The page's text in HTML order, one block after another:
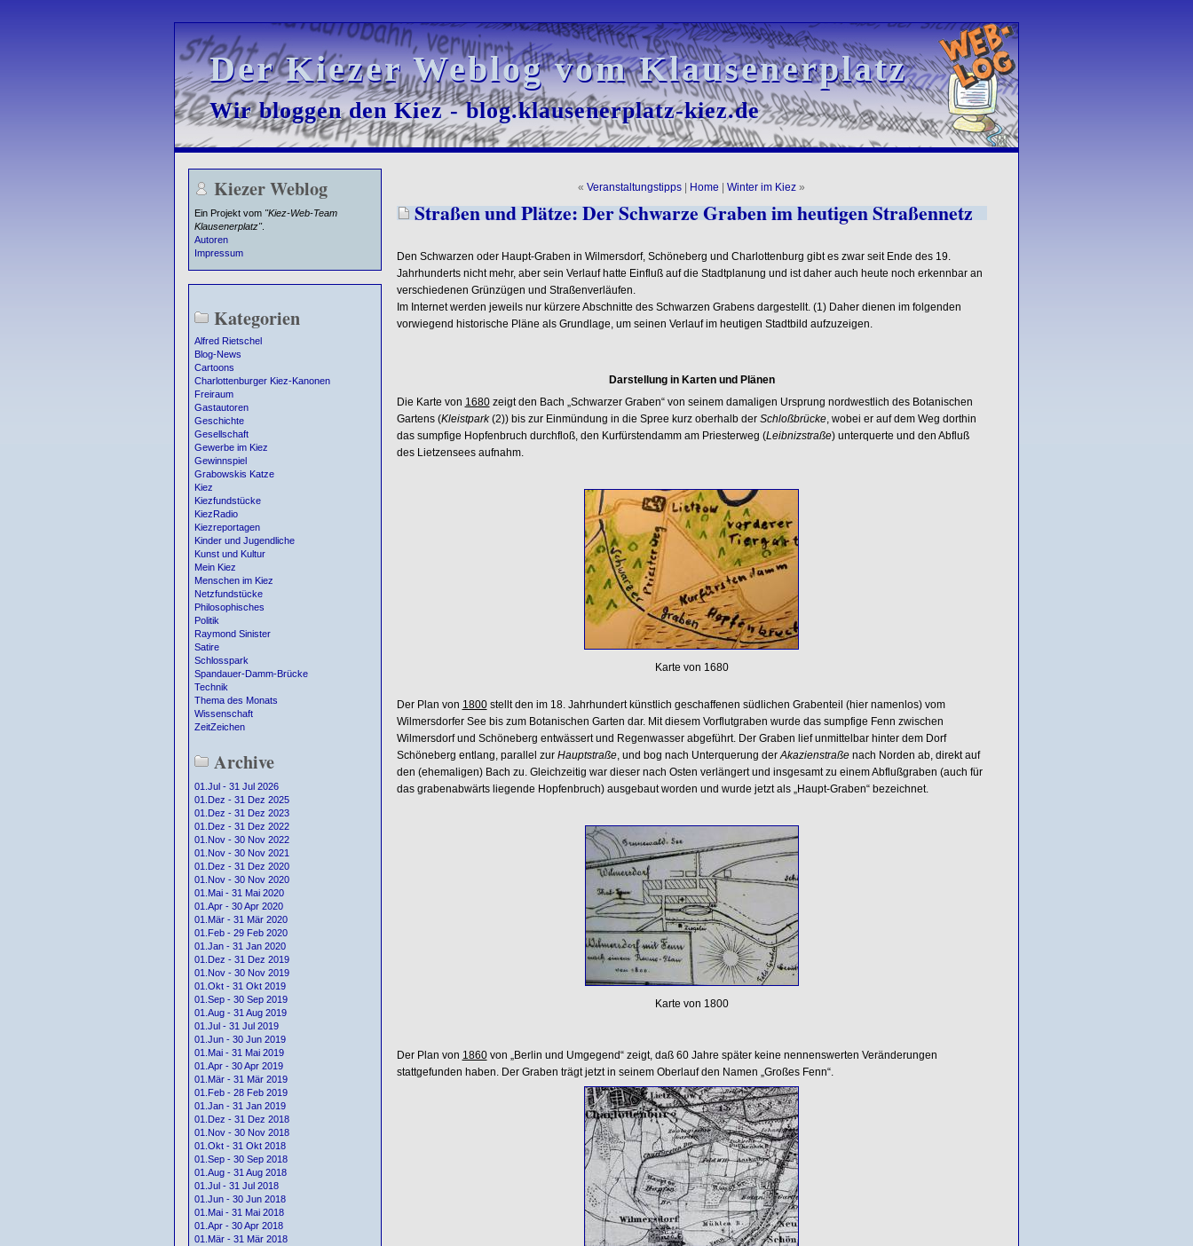
Der Kiezer Weblog vom Klausenerplatz
Der Kiezer Weblog vom Klausenerplatz
Wir bloggen den Kiez - blog.klausenerplatz-kiez.de
Wir bloggen den Kiez - blog.klausenerplatz-kiez.de
Kiezer Weblog
Ein Projekt vom "Kiez-Web-Team
Klausenerplatz".
Autoren
Impressum
Kategorien
Alfred Rietschel
Blog-News
Cartoons
Charlottenburger Kiez-Kanonen
Freiraum
Gastautoren
Geschichte
Gesellschaft
Gewerbe im Kiez
Gewinnspiel
Grabowskis Katze
Kiez
Kiezfundstücke
KiezRadio
Kiezreportagen
Kinder und Jugendliche
Kunst und Kultur
Mein Kiez
Menschen im Kiez
Netzfundstücke
Philosophisches
Politik
Raymond Sinister
Satire
Schlosspark
Spandauer-Damm-Brücke
Technik
Thema des Monats
Wissenschaft
ZeitZeichen
Archive
01.Jul - 31 Jul 2026
01.Dez - 31 Dez 2025
01.Dez - 31 Dez 2023
01.Dez - 31 Dez 2022
01.Nov - 30 Nov 2022
01.Nov - 30 Nov 2021
01.Dez - 31 Dez 2020
01.Nov - 30 Nov 2020
01.Mai - 31 Mai 2020
01.Apr - 30 Apr 2020
01.Mär - 31 Mär 2020
01.Feb - 29 Feb 2020
01.Jan - 31 Jan 2020
01.Dez - 31 Dez 2019
01.Nov - 30 Nov 2019
01.Okt - 31 Okt 2019
01.Sep - 30 Sep 2019
01.Aug - 31 Aug 2019
01.Jul - 31 Jul 2019
01.Jun - 30 Jun 2019
01.Mai - 31 Mai 2019
01.Apr - 30 Apr 2019
01.Mär - 31 Mär 2019
01.Feb - 28 Feb 2019
01.Jan - 31 Jan 2019
01.Dez - 31 Dez 2018
01.Nov - 30 Nov 2018
01.Okt - 31 Okt 2018
01.Sep - 30 Sep 2018
01.Aug - 31 Aug 2018
01.Jul - 31 Jul 2018
01.Jun - 30 Jun 2018
01.Mai - 31 Mai 2018
01.Apr - 30 Apr 2018
01.Mär - 31 Mär 2018
« Veranstaltungstipps Home Winter im Kiez »
Straßen und Plätze: Der Schwarze Graben im heutigen Straßennetz
Den Schwarzen oder Haupt-Graben in Wilmersdorf, Schöneberg und Charlottenburg gibt es zwar seit Ende des 19.
Jahrhunderts nicht mehr, aber sein Verlauf hatte Einfluß auf die Stadtplanung und ist daher auch heute noch erkennbar an
verschiedenen Grünzügen und Straßenverläufen.
Im Internet werden jeweils nur kürzere Abschnitte des Schwarzen Grabens dargestellt. (1) Daher dienen im folgenden
vorwiegend historische Pläne als Grundlage, um seinen Verlauf im heutigen Stadtbild aufzuzeigen.
Darstellung in Karten und Plänen
Die Karte von 1680zeigt den Bach „Schwarzer Graben“ von seinem damaligen Ursprung nordwestlich des Botanischen
Gartens (Kleistpark(2)) bis zur Einmündung in die Spree kurz oberhalb derSchloßbrücke, wobei er auf dem Weg dorthin
das sumpfige Hopfenbruch durchfloß, den Kurfürstendamm am Priesterweg (Leibnizstraße) unterquerte und den Abfluß
des Lietzensees aufnahm.
Karte von 1680
Der Plan von 1800stellt den im 18. Jahrhundert künstlich geschaffenen südlichen Grabenteil (hier namenlos) vom
Wilmersdorfer See bis zum Botanischen Garten dar. Mit diesem Vorflutgraben wurde das sumpfige Fenn zwischen
Wilmersdorf und Schöneberg entwässert und Regenwasser abgeführt. Der Graben lief unmittelbar hinter dem Dorf
Schöneberg entlang, parallel zur Hauptstraße, und bog nach Unterquerung der Akazienstraßenach Norden ab, direkt auf
den (ehemaligen) Bach zu. Gleichzeitig war dieser nach Osten verlängert und insgesamt zu einem Abflußgraben (auch für
das grabenabwärts liegende Hopfenbruch) ausgebaut worden und wurde jetzt als „Haupt-Graben“ bezeichnet.
Karte von 1800
Der Plan von 1860von „Berlin und Umgegend“ zeigt, daß 60 Jahre später keine nennenswerten Veränderungen
stattgefunden haben. Der Graben trägt jetzt in seinem Oberlauf den Namen „Großes Fenn“.